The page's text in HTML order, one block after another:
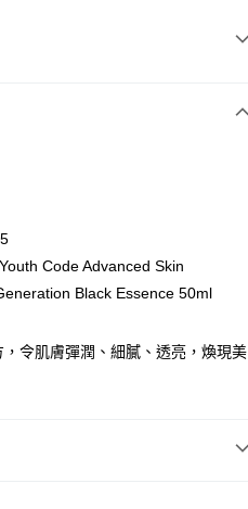
工作天送達
Code Advanced Skin
Black Essence 50ml
令肌膚彈潤、細膩、透亮，煥現美